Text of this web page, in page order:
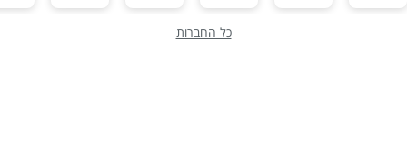
כל החברות